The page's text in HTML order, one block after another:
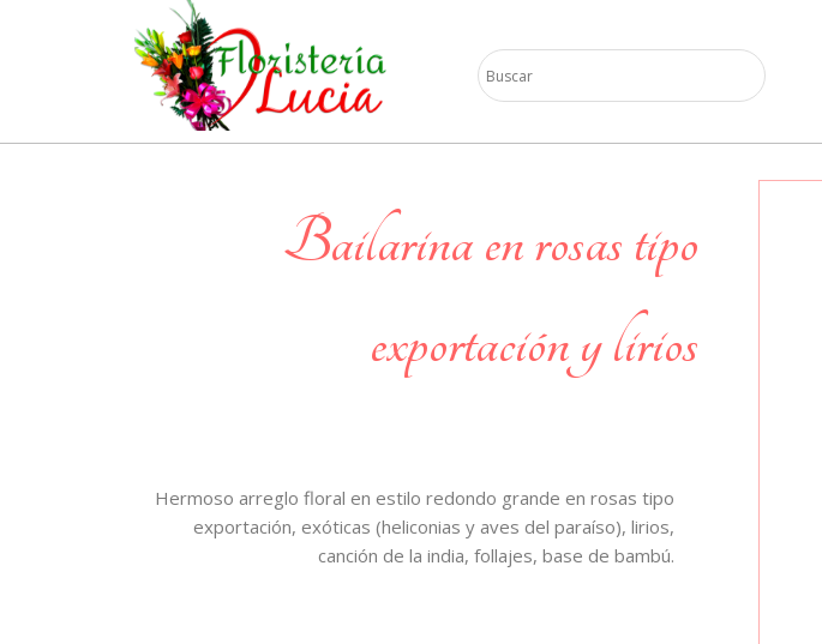
bailarina en rosas tipo
exportación y lirios
Hermoso arreglo floral en estilo redondo grande en rosas tipo
exportación, exóticas (heliconias y aves del paraíso), lirios,
canción de la india, follajes, base de bambú.